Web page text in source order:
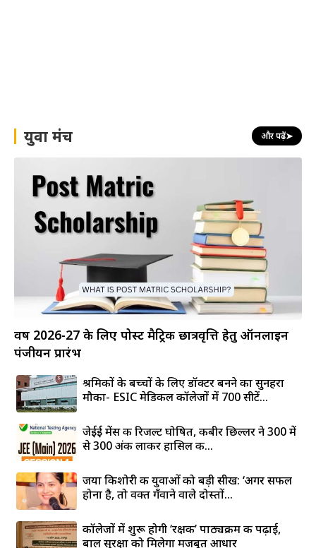
युवा मंच और पढ़ें➤
वर्ष 2026-27 के लिए पोस्ट मैट्रिक छात्रवृत्ति हेतु ऑनलाइन
पंजीयन प्रारंभ
श्रमिकों के बच्चों के लिए डॉक्टर बनने का सुनहरा
मौका- ESIC मेडिकल कॉलेजों में 700 सीटें...
जेईई मेंस की रिजल्ट घोषित, कबीर छिल्लर ने 300 में
से 300 अंक लाकर हासिल की...
जया किशोरी की युवाओं को बड़ी सीख: ‘अगर सफल
होना है, तो वक्त गँवाने वाले दोस्तों...
कॉलेजों में शुरू होगी ‘रक्षक’ पाठ्यक्रम की पढ़ाई,
बाल सुरक्षा को मिलेगा मजबूत आधार